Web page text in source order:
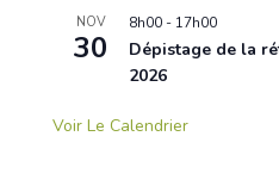
NOV
30
8h00 - 17h00
Dépistage de la
2026
Voir Le Calendrier